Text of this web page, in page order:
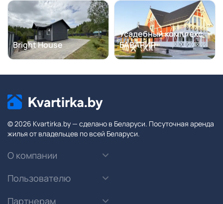
Bright House
Усадебный комплекс
БАВАРИЯ
© 2026 Kvartirka.by — сделано в Беларуси. Посуточная аренда
жилья от владельцев по всей Беларуси.
О компании
Пользователю
Партнерам